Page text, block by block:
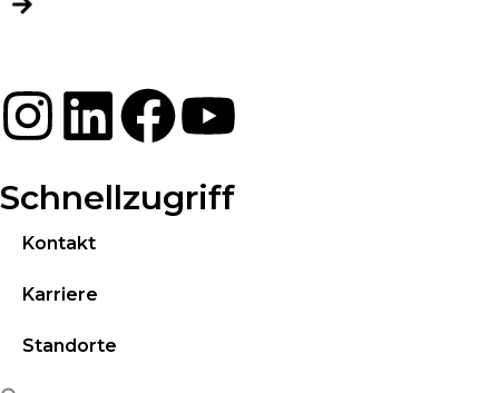
Schnellzugriff
Kontakt
Karriere
Standorte